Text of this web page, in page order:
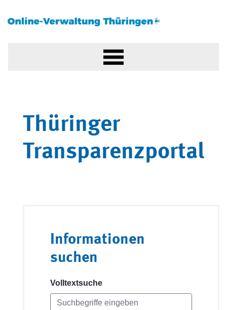
Thüringer
Transparenzportal
Informationen
suchen
Volltextsuche